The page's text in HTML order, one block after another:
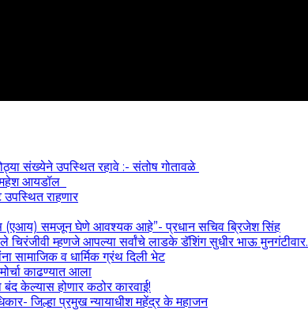
संख्येने उपस्थित रहावे :- संतोष गोतावळे
महेश आयडॉल
राहणार
(एआय) समजून घेणे आवश्यक आहे”- प्रधान सचिव ब्रिजेश सिंह
चिरंजीवी म्हणजे आपल्या सर्वांचे लाडके डॅशिंग सुधीर भाऊ मुनगंटीवार.
सामाजिक व धार्मिक ग्रंथ दिली भेट
काढण्यात आला
बंद केल्यास होणार कठोर कारवाई!
जिल्हा प्रमुख न्यायाधीश महेंद्र के महाजन